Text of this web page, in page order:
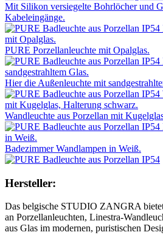
Mit Silikon versiegelte Bohrlöcher und
Kabeleingänge.
PURE Porzellanleuchte mit Opalglas.
Hier die Außenleuchte mit
Wandleuchte aus Porzellan mit
Badezimmer Wandlampen in Weiß.
Hersteller:
Das belgische STUDIO ZANGRA
an Porzellanleuchten, Linestra-
aus Glas im modernen, puristischen